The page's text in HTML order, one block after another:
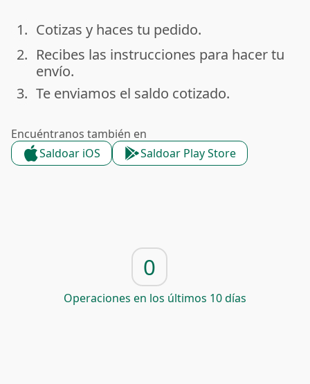
done
1. Cotizas y haces tu pedido.
done
2. Recibes las instrucciones para hacer tu
envío.
done
3. Te enviamos el saldo cotizado.
Encuéntranos también en
Saldoar iOS
Saldoar Play Store
0
Operaciones en los últimos 10 días